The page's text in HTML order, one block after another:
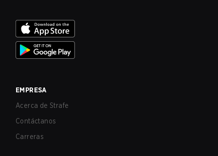
EMPRESA
Acerca de Strafe
Contáctanos
Carreras